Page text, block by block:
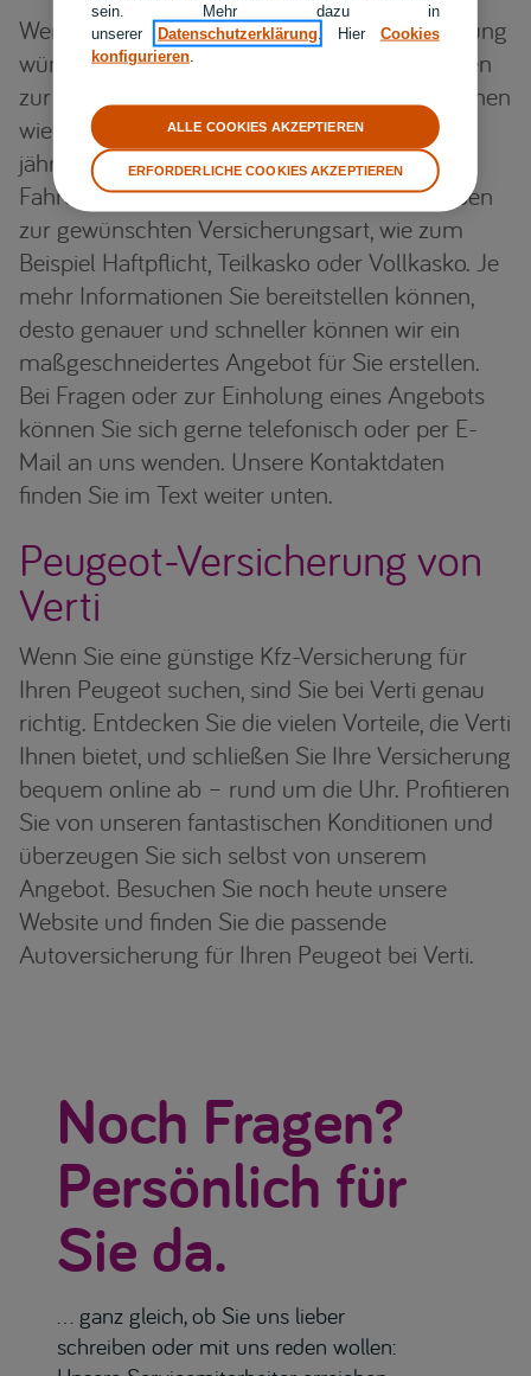
Wenn Sie ein Angebot für Ihre Autoversicherung
wünschen, ist es hilfreich, alle relevanten Daten
zur Hand zu haben. Dazu gehören Informationen
wie Fahrzeugmodell, Erstzulassungsdatum,
jährliche Fahrleistung und ggf. weitere
Fahrerdaten. Zusätzlich benötigen wir Angaben
zur gewünschten Versicherungsart, wie zum
Beispiel Haftpflicht, Teilkasko oder Vollkasko. Je
mehr Informationen Sie bereitstellen können,
desto genauer und schneller können wir ein
maßgeschneidertes Angebot für Sie erstellen.
Bei Fragen oder zur Einholung eines Angebots
können Sie sich gerne telefonisch oder per E-
Mail an uns wenden. Unsere Kontaktdaten
finden Sie im Text weiter unten.
Peugeot-Versicherung von
Verti
Wenn Sie eine günstige Kfz-Versicherung für
Ihren Peugeot suchen, sind Sie bei Verti genau
richtig. Entdecken Sie die vielen Vorteile, die Verti
Ihnen bietet, und schließen Sie Ihre Versicherung
bequem online ab – rund um die Uhr. Profitieren
Sie von unseren fantastischen Konditionen und
überzeugen Sie sich selbst von unserem
Angebot. Besuchen Sie noch heute unsere
Website und finden Sie die passende
Autoversicherung für Ihren Peugeot bei Verti.
Noch Fragen?
Persönlich für
Sie da.
... ganz gleich, ob Sie uns lieber
schreiben oder mit uns reden wollen:
sein. Mehr dazu in
unsererDatenschutzerklärung . Hier Cookies
konfigurieren
ERFORDERLICHE COOKIES AKZEPTIEREN
ALLE COOKIES AKZEPTIEREN